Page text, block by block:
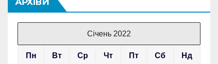
Січень 2022
Пн Вт Ср Чт Пт Сб Нд